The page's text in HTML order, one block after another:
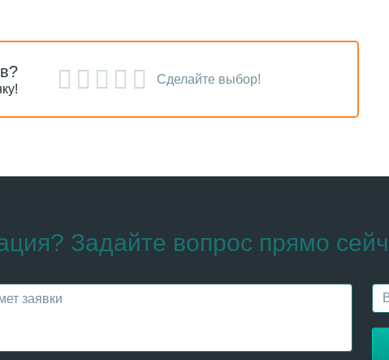
Сделайте выбор!
Задайте вопрос прямо